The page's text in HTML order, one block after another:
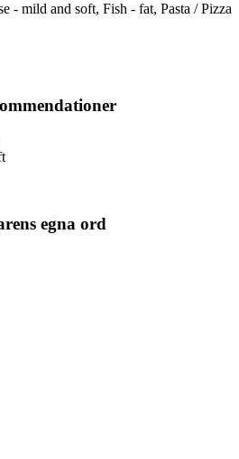
- mild and soft, Fish - fat, Pasta / Pizza
egna ord